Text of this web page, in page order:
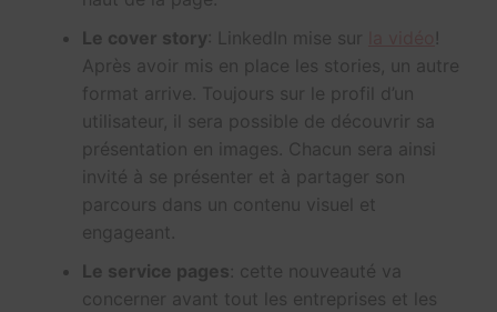
Le cover story: LinkedIn mise sur
!
Après avoir mis en place les stories, un autre
format arrive. Toujours sur le profil d’un
utilisateur, il sera possible de découvrir sa
présentation en images. Chacun sera ainsi
invité à se présenter et à partager son
parcours dans un contenu visuel et
engageant.
Le service pages: cette nouveauté va
concerner avant tout les entreprises et les